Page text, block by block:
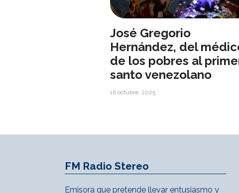
José Gregorio
Hernández, del
de los pobres al
santo venezolano
16 octubre, 2025
FM Radio Stereo
Emisora que pretende llevar entusiasmo y